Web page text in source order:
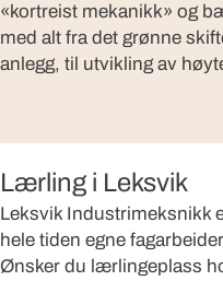
«kortreist mekanikk» og
med alt fra det grønne
anlegg, til utvikling av
Lærling i Leksvik
Leksvik Industrimeksnikk
hele tiden egne
Ønsker du lærlingeplass